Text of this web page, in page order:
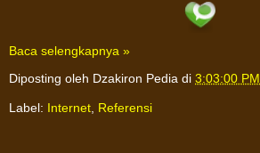
Baca selengkapnya »
Diposting oleh Dzakiron Pedia di 3:03:00 PM
Label: Internet Referensi